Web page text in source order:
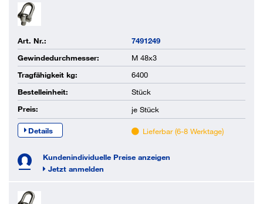
Art. Nr.:
7491249
Gewindedurchmesser:
M 48x3
Tragfähigkeit kg:
6400
Bestelleinheit:
Stück
Preis:
je Stück
Details Lieferbar (6-8 Werktage)
Kundenindividuelle Preise anzeigen
Jetzt anmelden